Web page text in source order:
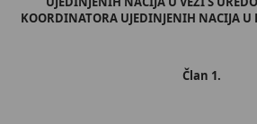
KOORDINATORA UJEDINJENIH NACIJA U
Član 1.